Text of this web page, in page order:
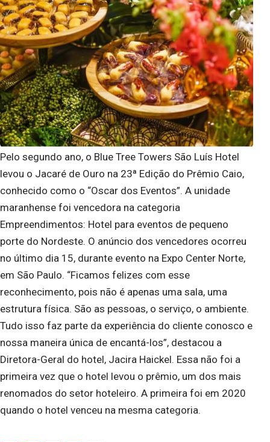
Pelo segundo ano, o Blue Tree Towers São Luís Hotel
levou o Jacaré de Ouro na 23ª Edição do Prêmio Caio,
conhecido como o “Oscar dos Eventos”. A unidade
maranhense foi vencedora na categoria
Empreendimentos: Hotel para eventos de pequeno
porte do Nordeste. O anúncio dos vencedores ocorreu
no último dia 15, durante evento na Expo Center Norte,
em São Paulo. “Ficamos felizes com esse
reconhecimento, pois não é apenas uma sala, uma
estrutura física. São as pessoas, o serviço, o ambiente.
Tudo isso faz parte da experiência do cliente conosco e
nossa maneira única de encantá-los”, destacou a
Diretora-Geral do hotel, Jacira Haickel. Essa não foi a
primeira vez que o hotel levou o prêmio, um dos mais
renomados do setor hoteleiro. A primeira foi em 2020
quando o hotel venceu na mesma categoria.